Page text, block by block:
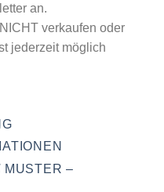
an.
verkaufen oder
jederzeit möglich
MUSTER –